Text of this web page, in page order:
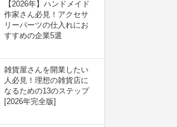
【2026年】ハンドメイド
作家さん必見！アクセサ
リーパーツの仕入れにお
すすめの企業5選
雑貨屋さんを開業したい
人必見！理想の雑貨店に
なるための13のステップ
[2026年完全版]